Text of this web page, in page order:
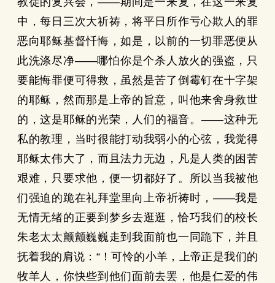
中，每日三次大祈祷，将平日所作亏心欺人的罪
恶向耶稣基督忏悔，如是，以前的一切罪恶便从
此洗涤尽净——哪怕你是个杀人放火的强盗，只
要能悔罪便可得救，虽然是苦了倒霉钉在十字架
的耶稣，然而那是上帝的旨意，叫他来舍身救世
的，这是耶稣的光荣，人们的福音。——这种无
私的教理，当时很能打动我弱小的心弦，我觉得
耶稣太伟大了，而且法力无边，凡是人类的困苦
艰难，只要求他，便一切都好了。所以当我被他
们强迫的跪在礼拜堂里向上帝祈祷时，——我是
无情无绪的正要到梦乡去逛逛，恰巧我们的校长
朱老太太颤颤巍巍走到我面前也一同跪下，并且
抚着我的肩说：“！可怜的小羊，上帝正是我们的
牧羊人，你快些到他们面前去罢，他是仁爱的伟